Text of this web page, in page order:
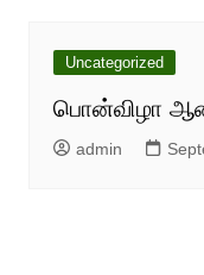
Uncategorized
பொன்விழா
admin